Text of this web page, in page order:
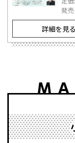
発
詳細を見る